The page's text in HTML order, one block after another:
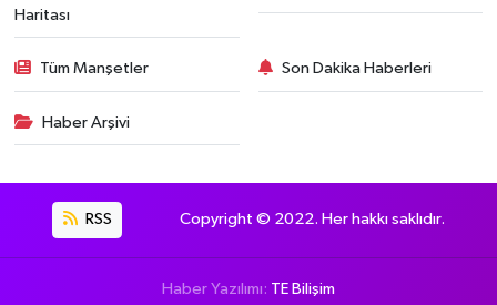
Haritası
Tüm Manşetler Son Dakika Haberleri
Haber Arşivi
RSS Copyright © 2022. Her hakkı saklıdır.
Haber Yazılımı: TE Bilişim